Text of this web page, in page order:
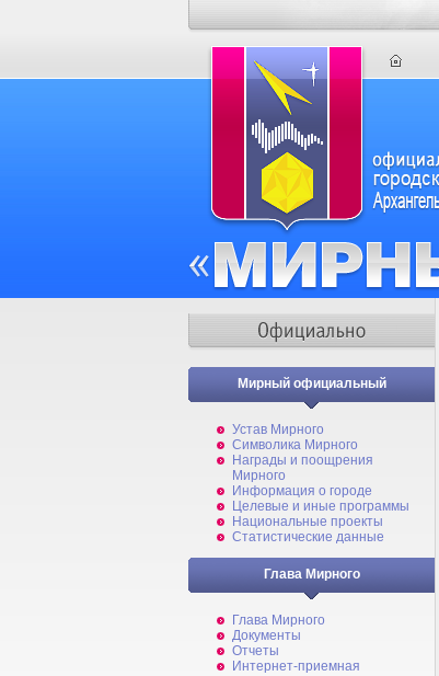
Мирный официальный
Устав Мирного
Символика Мирного
Награды и поощрения
Мирного
Информация о городе
Целевые и иные программы
Национальные проекты
Статистические данные
Глава Мирного
Глава Мирного
Документы
Отчеты
Интернет-приемная